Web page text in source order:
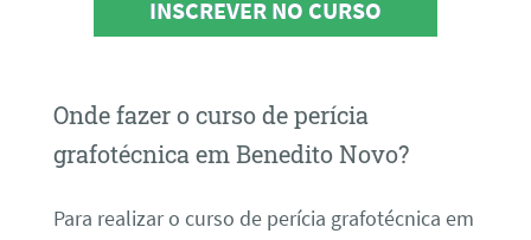
INSCREVER NO CURSO
Onde fazer o curso de perícia
grafotécnica em Benedito Novo?
Para realizar o curso de perícia grafotécnica em